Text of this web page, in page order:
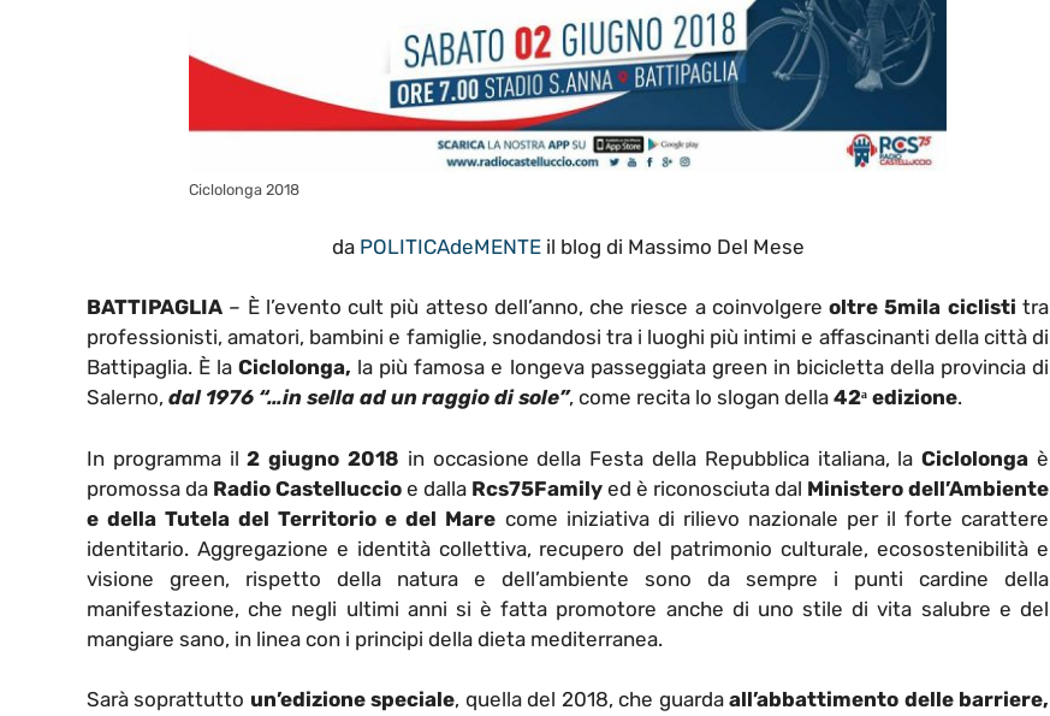
Ciclolonga 2018
da POLITICAdeMENTEil blog di Massimo Del Mese
BATTIPAGLIA – È l’evento cult più atteso dell’anno, che riesce a coinvolgereoltre 5mila ciclisti tra
professionisti, amatori, bambini e famiglie, snodandosi tra i luoghi più intimi e affascinanti della città di
Battipaglia. È laCiclolonga, la più famosa e longeva passeggiata green in bicicletta della provincia di
Salerno, dal 1976 “…in sella ad un raggio di sole”, come recita lo slogan della 42ᵃ edizione.
In programma il2 giugno 2018 in occasione della Festa della Repubblica italiana, laCiclolonga è
promossa da Radio Castelluccio e dalla Rcs75Family ed è riconosciuta dal Ministero dell’Ambiente
e della Tutela del Territorio e del Mare come iniziativa di rilievo nazionale per il forte carattere
identitario. Aggregazione e identità collettiva, recupero del patrimonio culturale, ecosostenibilità e
visione green, rispetto della natura e dell’ambiente sono da sempre i punti cardine della
manifestazione, che negli ultimi anni si è fatta promotore anche di uno stile di vita salubre e del
mangiare sano, in linea con i principi della dieta mediterranea.
Sarà soprattutto un’edizione speciale, quella del 2018, che guardaall’abbattimento delle barriere,